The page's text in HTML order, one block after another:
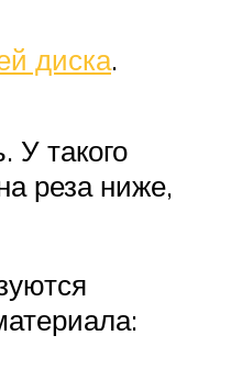
диска.
У такого
реза ниже,